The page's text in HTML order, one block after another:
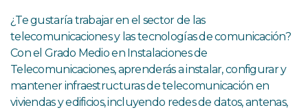
¿Te gustaría trabajar en el sector de las
telecomunicaciones y las tecnologías de comunicación?
Con el Grado Medio en Instalaciones de
Telecomunicaciones, aprenderás a instalar, configurar y
mantener infraestructuras de telecomunicación en
viviendas y edificios, incluyendo redes de datos, antenas,